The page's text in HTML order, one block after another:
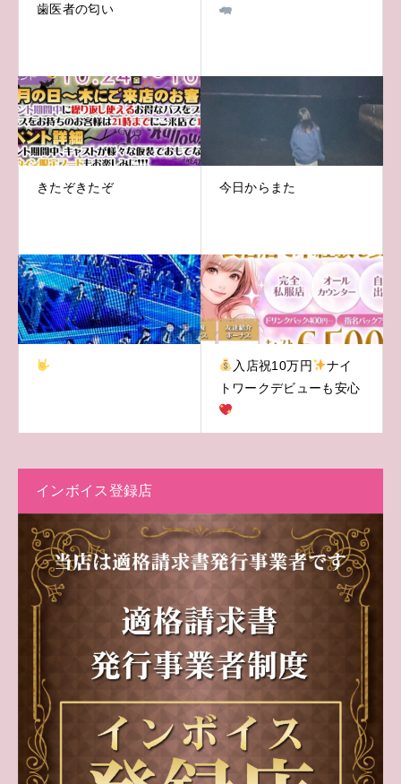
歯医者の匂い
きたぞきたぞ 今日からまた
入店祝10万円
ナイ
トワークデビューも安心
インボイス登録店